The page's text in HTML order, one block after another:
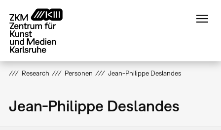
zum
Inhalt
Research Personen Jean-Philippe Deslandes
Jean-Philippe Deslandes